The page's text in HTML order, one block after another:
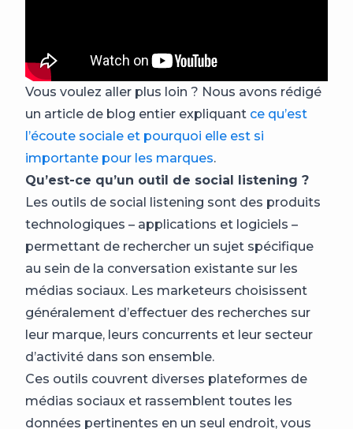
Vous voulez aller plus loin ? Nous avons rédigé
un article de blog entier expliquant ce qu’est
l’écoute sociale et pourquoi elle est si
importante pour les marques.
Qu’est-ce qu’un outil de social listening ?
Les outils de social listening sont des produits
technologiques – applications et logiciels –
permettant de rechercher un sujet spécifique
au sein de la conversation existante sur les
médias sociaux. Les marketeurs choisissent
généralement d’effectuer des recherches sur
leur marque, leurs concurrents et leur secteur
d’activité dans son ensemble.
Ces outils couvrent diverses plateformes de
médias sociaux et rassemblent toutes les
données pertinentes en un seul endroit, vous